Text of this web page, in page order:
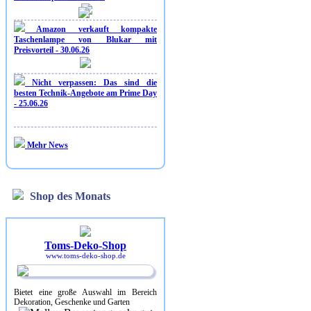
Amazon verkauft kompakte
Taschenlampe von Blukar mit
Preisvorteil - 30.06.26
Nicht verpassen: Das sind die
besten Technik-Angebote am Prime Day
- 25.06.26
Mehr News
Shop des Monats
Toms-Deko-Shop
www.toms-deko-shop.de
Bietet eine große Auswahl im Bereich
Dekoration, Geschenke und Garten